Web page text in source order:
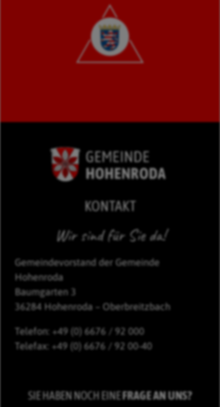
KONTAKT
Wir sind für Sie da!
Gemeindevorstand der Gemeinde
Hohenroda
Baumgarten 3
36284 Hohenroda – Oberbreitzbach
Telefon: +49 (0) 6676 / 92 000
Telefax: +49 (0) 6676 / 92 00-40
SIE HABEN NOCH EINE FRAGE AN UNS?